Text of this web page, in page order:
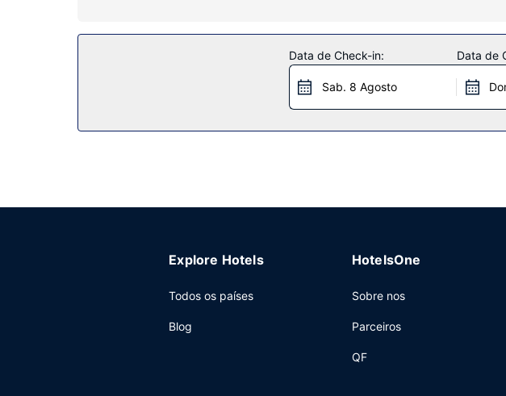
Hampton Inn Evansville/Airport dispõe de snack-bar/pastelaria. Comece
semana entre as 6:00 e as 9:00 e aos fins de semana entre as 7:00 e as
Data de Check-in:
Sab. 8 Agosto
Data de
Explore Hotels
Todos os países
Blog
HotelsOne
Sobre nos
Parceiros
QF